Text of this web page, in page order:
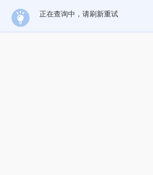
正在查询中，请刷新重试